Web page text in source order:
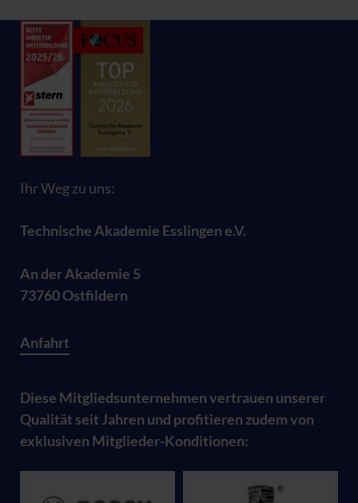
Ihr Weg zu uns:
Technische Akademie Esslingen e.V.
An der Akademie 5
73760 Ostfildern
Anfahrt
Diese Mitgliedsunternehmen vertrauen unserer
Qualität seit Jahren und profitieren zudem von
exklusiven Mitglieder-Konditionen: